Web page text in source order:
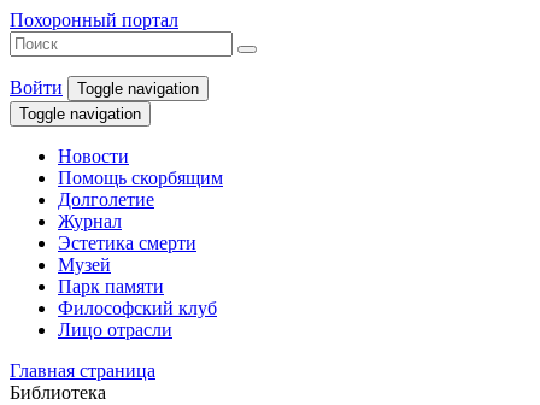
Похоронный портал
Войти
Toggle navigation
Toggle navigation
Новости
Помощь скорбящим
Долголетие
Журнал
Эстетика смерти
Музей
Парк памяти
Философский клуб
Лицо отрасли
Главная страница
Библиотека